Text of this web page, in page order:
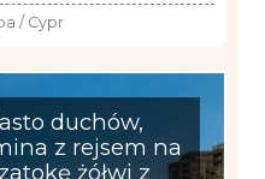
/ Cypr
duchów,
z rejsem na
żółwi z